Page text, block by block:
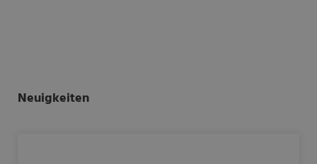
Neuigkeiten